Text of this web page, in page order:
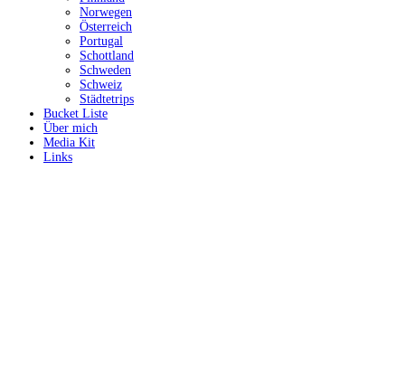
Norwegen
Österreich
Portugal
Schottland
Schweden
Schweiz
Städtetrips
Bucket Liste
Über mich
Media Kit
Links